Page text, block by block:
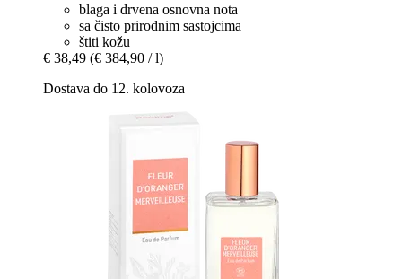
blaga i drvena osnovna nota
sa čisto prirodnim sastojcima
štiti kožu
€ 38,49 (€ 384,90 / l)
Dostava do 12. kolovoza